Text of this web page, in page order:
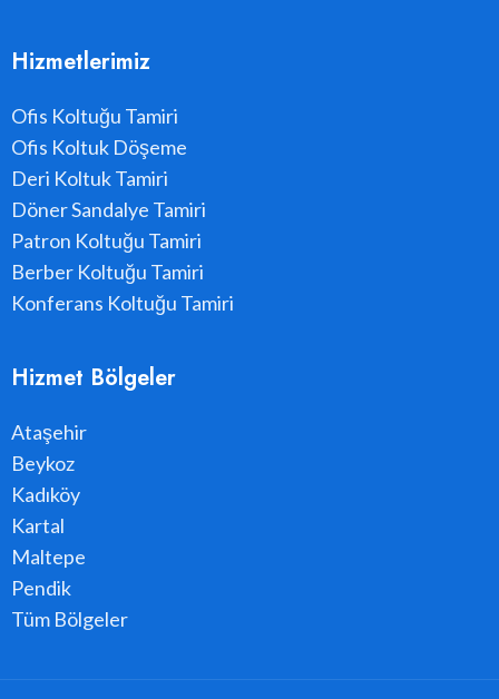
Hizmetlerimiz
Ofis Koltuğu Tamiri
Ofis Koltuk Döşeme
Deri Koltuk Tamiri
Döner Sandalye Tamiri
Patron Koltuğu Tamiri
Berber Koltuğu Tamiri
Konferans Koltuğu Tamiri
Hizmet Bölgeler
Ataşehir
Beykoz
Kadıköy
Kartal
Maltepe
Pendik
Tüm Bölgeler